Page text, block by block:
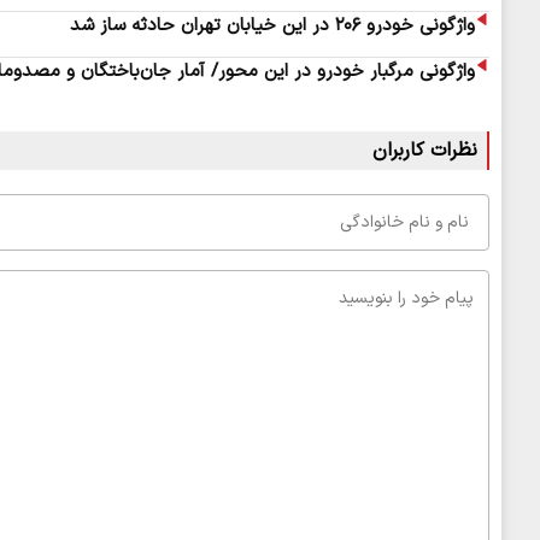
واژگونی خودرو ۲۰۶ در این خیابان تهران حادثه ساز شد
واژگونی مرگبار خودرو در این محور/ آمار جان‌باختگان و
نظرات کاربران